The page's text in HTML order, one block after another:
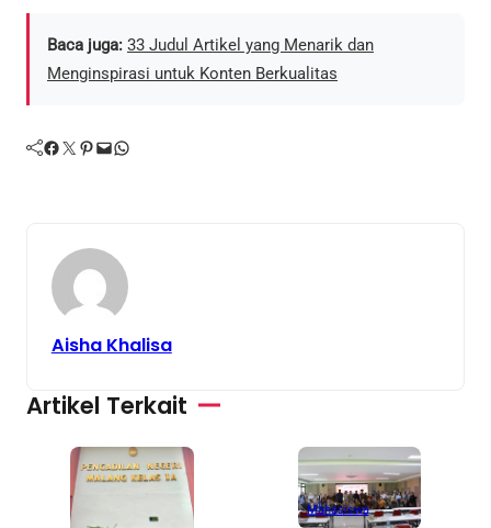
Baca juga: 33 Judul Artikel yang Menarik dan
Menginspirasi untuk Konten Berkualitas
Facebook Twitter Pinterest Mail WhatsApp
Aisha Khalisa
Artikel Terkait
Mahasiswa